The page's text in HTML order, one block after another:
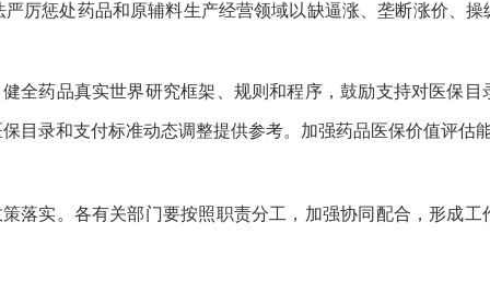
厉惩处药品和原辅料生产经营领域以缺逼涨、垄断涨价、
全药品真实世界研究框架、规则和程序，鼓励支持对医保
目录和支付标准动态调整提供参考。加强药品医保价值评估
落实。各有关部门要按照职责分工，加强协同配合，形成